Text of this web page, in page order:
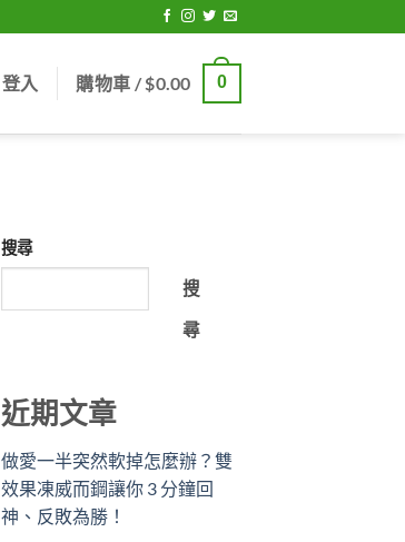
登入 購物車 /$0.00 0
搜尋
搜
尋
近期文章
做愛一半突然軟掉怎麼辦？雙
效果凍威而鋼讓你 3 分鐘回
神、反敗為勝！